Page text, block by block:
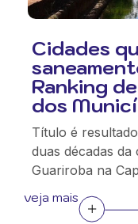
Cidades
Ranking
dos
Título é
duas décadas
Guariroba na
veja mais